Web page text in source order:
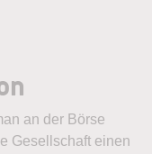
an der Börse
Gesellschaft einen